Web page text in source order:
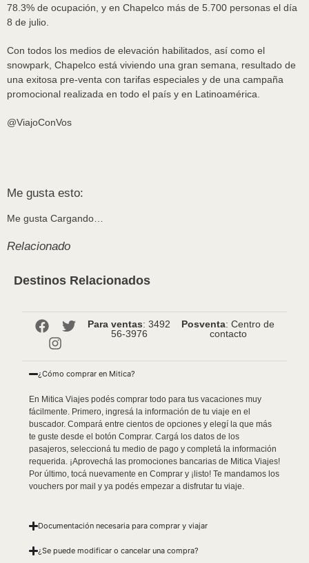
78.3% de ocupación, y en Chapelco más de 5.700 personas el día
8 de julio.
Con todos los medios de elevación habilitados, así como el
snowpark, Chapelco está viviendo una gran semana, resultado de
una exitosa pre-venta con tarifas especiales y de una campaña
promocional realizada en todo el país y en Latinoamérica.
@ViajoConVos
Me gusta esto:
Me gusta Cargando…
Relacionado
Destinos Relacionados
Para ventas: 3492
56-3976
Posventa: Centro de
contacto
¿Cómo comprar en Mitica?
En Mitica Viajes podés comprar todo para tus vacaciones muy
fácilmente. Primero, ingresá la información de tu viaje en el
buscador. Compará entre cientos de opciones y elegí la que más
te guste desde el botón Comprar. Cargá los datos de los
pasajeros, seleccioná tu medio de pago y completá la información
requerida. ¡Aprovechá las promociones bancarias de Mitica Viajes!
Por último, tocá nuevamente en Comprar y ¡listo! Te mandamos los
vouchers por mail y ya podés empezar a disfrutar tu viaje.
Documentación necesaria para comprar y viajar
¿Se puede modificar o cancelar una compra?